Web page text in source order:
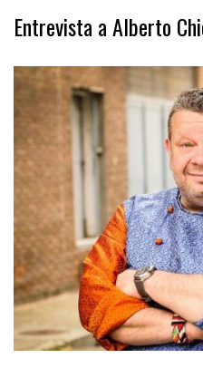
Entrevista a Alberto